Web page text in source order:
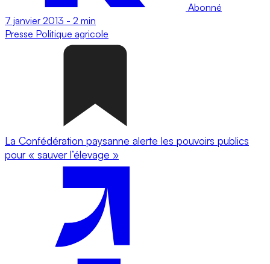
Abonné
7 janvier 2013 - 2 min
Presse Politique agricole
La Confédération paysanne alerte les pouvoirs publics
pour « sauver l’élevage »